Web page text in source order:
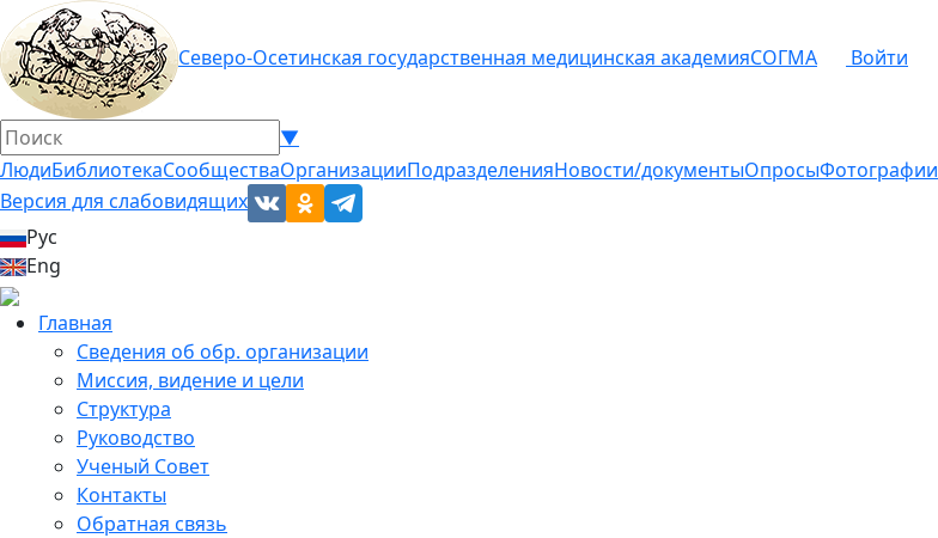
Северо-Осетинская государственная медицинская академияСОГМА Войти
▼
ЛюдиБиблиотекаСообществаОрганизацииПодразделенияНовости/документыОпросыФотографии
Версия для слабовидящих
Рус
Eng
Главная
Сведения об обр. организации
Миссия, видение и цели
Структура
Руководство
Ученый Совет
Контакты
Обратная связь